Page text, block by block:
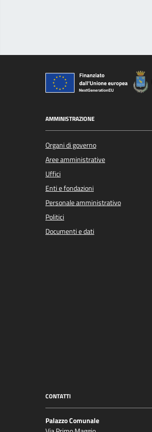
AMMINISTRAZIONE
Organi di governo
Aree amministrative
Uffici
Enti e fondazioni
Personale amministrativo
Politici
Documenti e dati
CONTATTI
Palazzo Comunale